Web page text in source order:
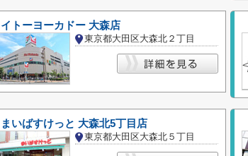
イトーヨーカドー 大森店
東京都大田区大森北２丁目
まいばすけっと 大森北5丁目店
東京都大田区大森北５丁目